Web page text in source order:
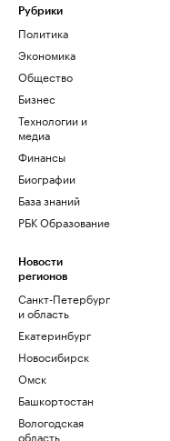
Рубрики
Политика
Экономика
Общество
Бизнес
Технологии и
медиа
Финансы
Биографии
База знаний
РБК Образование
Новости
регионов
Санкт-Петербург
и область
Екатеринбург
Новосибирск
Омск
Башкортостан
Вологодская
область